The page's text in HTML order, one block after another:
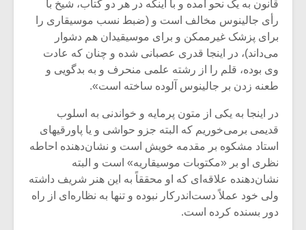
قانون به یک نحو آمده و با اینکه در هر دو کتاب، شیخ با
رأی جالینوس مخالف است و (ضبط نسب موسیقاری را
برای پزشک غیرممکن و برای موسیقیدان هم دشوار
می‌داند)، در اینجا قدری عصبانی شده و چنان که عادت
وی بوده، قلم را از رشته علمی منحرف و به بدگویی و
طعنه زدن بر جالینوس آلوده ساخته است».
در اینجا به یکی از متون پرمایه و خواندنی به اسلوب
قدیمی برمی‌خوریم که البته جزو حواشی و یا پاورقیهای
استاد مشکوه بر مقدمه خویش است و نشان‌دهنده احاطه
نظری او بر «مکتوبات موسیقاریه» است و البته
نشان‌دهنده علاقه‌ای که او محققاً به این هنر شریف داشته
ولی خود عملاً دست‌اندرکار نبوده و تنها به نظاره‌ای از راه
دور بسنده کرده است.
میکلوش روژا
یادداشتی بر موسیقی
متن فیلم «متری
شیش و نیم»
اگر نمی توانی
مشهورترین باشی،
موریس ژار
موسیقی
موسیقی
سکانسی